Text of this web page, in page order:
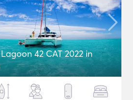
42 CAT 2022 in